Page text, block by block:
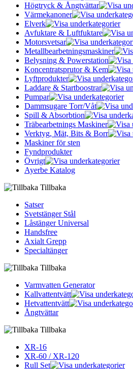
Högtryck & Ångtvättar
Värmekanoner
Elverk
Avfuktare & Luftfuktare
Motorsvetsar
Metallbearbetningsmaskiner
Belysning & Powerstation
Koncentratsprutor & Kem
Lyftprodukter
Laddare & Startboostrar
Pumpar
Dammsugare Torr/Våt
Spill & Absorbtion
Träbearbetnings Maskiner
Verktyg, Mät, Bits & Borr
Maskiner för sten
Fyndprodukter
Övrigt
Ayerbe Katalog
Tillbaka
Satser
Svetstänger Stål
Låstänger Universal
Handsfree
Axialt Grepp
Specialtänger
Tillbaka
Varmvatten Generator
Kallvattentvätt
Hetvattentvätt
Ångtvättar
Tillbaka
XR-16
XR-60 / XR-120
Rull Set